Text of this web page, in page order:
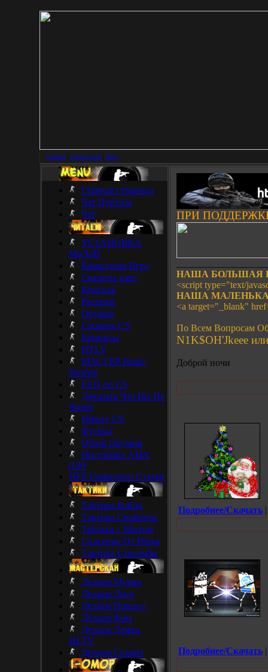
Главная Регистрация Вход
Главная страница
Чат Портала
Чат
УСТАНОВКА
МоДоВ
Командная Игра
Секреты карт
Консоль
Распрыг
Оружие
Словарь CS
Комиксы
HTLV
МАСТЕР Head-
Shot'ов
FAQ по CS
Доказать Что Вы Не
Читер
History CS
Футбол
Обзор Оружия
Настройка AMX
0.99
NFS Undercover Статья
Тактика Бойца
Тактика Снайпера
Takтика с Щитом
Спасение От Ножа
Тактика Стрельбы
Делаем Мувик
Делаем Лого
Делаем Прицел
Делаем Фон
Делаем Демки
HLTV
Делаем Спрайт
ПРИ
НАША БОЛЬШАЯ
<script type="text/
НАША
<a target="_blank"
По Всем Вопросам
N1K$OH'Jkeee
Доброй ночи
Подробнее/Скачать
Подробнее/Скачать